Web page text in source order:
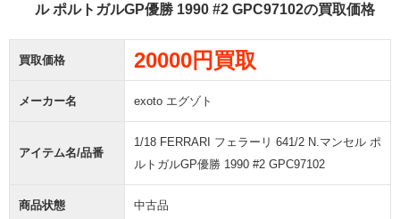
ル ポルトガルGP優勝 1990 #2 GPC97102の買取価格
買取価格 20000円買取
メーカー名 exoto エグゾト
アイテム名/品番
1/18 FERRARI フェラーリ 641/2 N.マンセル ポ
ルトガルGP優勝 1990 #2 GPC97102
商品状態 中古品